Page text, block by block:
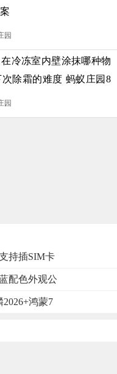
园
冷冻室内壁涂抹哪种物
除霜的难度 蚂蚁庄园8
园
持插SIM卡
配色外观公
鸿蒙7